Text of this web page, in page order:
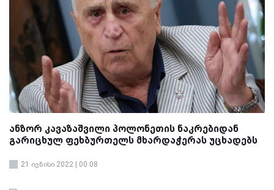
ანზორ კავაზაშვილი პოლონეთის ნაკრებიდან
გარიცხულ ფეხბურთელს მხარდაჭერას უცხადებს
21 ივნისი 2022 | 00:08